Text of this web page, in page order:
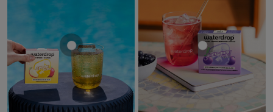
Mostrar producto MANZANAMostrar